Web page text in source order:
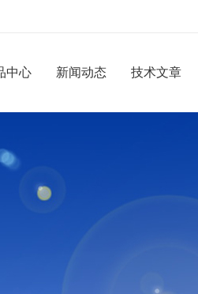
中心 新闻动态 技术文章